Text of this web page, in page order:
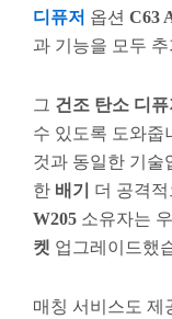
디퓨저 옵션 C63
과 기능을 모두
그 건조 탄소 디퓨
수 있도록 도와줍
것과 동일한 기술
한 배기 더 공격
W205 소유자는
켓 업그레이드했
매칭 서비스도 제